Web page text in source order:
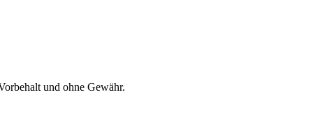
und ohne Gewähr.